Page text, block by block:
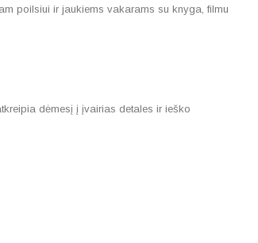
poilsiui ir jaukiems vakarams su knyga, filmu
dėmesį į įvairias detales ir ieško